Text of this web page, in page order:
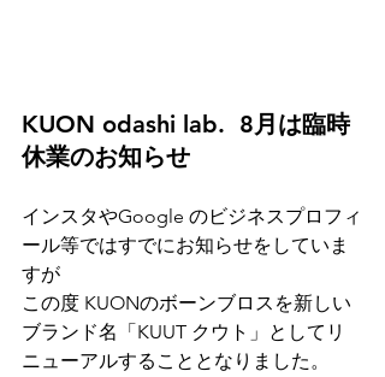
KUON odashi lab.  8月は臨時
休業のお知らせ
インスタやGoogle のビジネスプロフィ
ール等ではすでにお知らせをしていま
すが
この度 KUONのボーンブロスを新しい
ブランド名「KUUT クウト」としてリ
ニューアルすることとなりました。